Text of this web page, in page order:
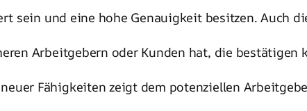
sein und eine hohe Genauigkeit besitzen. Auch
Arbeitgebern oder Kunden hat, die bestätigen
Fähigkeiten zeigt dem potenziellen